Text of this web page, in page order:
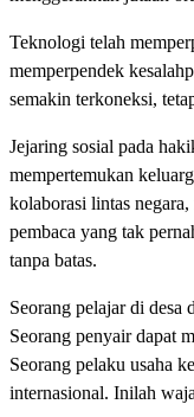
Teknologi telah
memperpendek
semakin terkoneksi,
Jejaring sosial pada
mempertemukan
kolaborasi lintas
pembaca yang tak
tanpa batas.
Seorang pelajar di
Seorang penyair dapat
Seorang pelaku usaha
internasional. Inilah